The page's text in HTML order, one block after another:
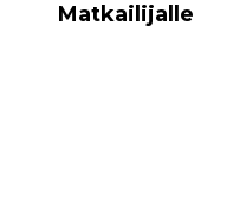
Matkailijalle